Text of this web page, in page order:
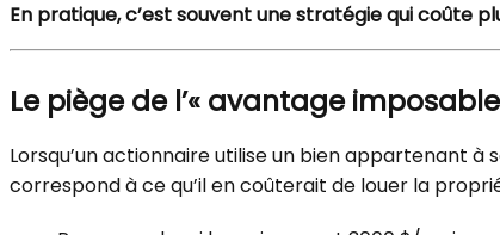
En pratique, c’est souvent une stratégie qui coûte
Le piège de l’« avantage
Lorsqu’un actionnaire utilise un bien appartenant
correspond à ce qu’il en coûterait de louer la